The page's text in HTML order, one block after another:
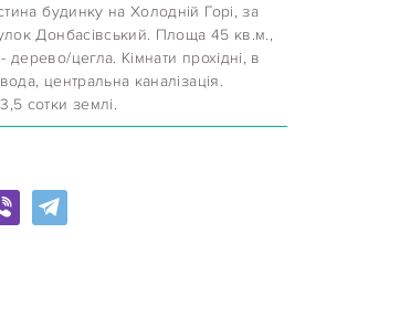
будинку на Холодній Горі, за
Донбасівський. Площа 45 кв.м.,
дерево/цегла. Кімнати прохідні, в
центральна каналізація.
сотки землі.